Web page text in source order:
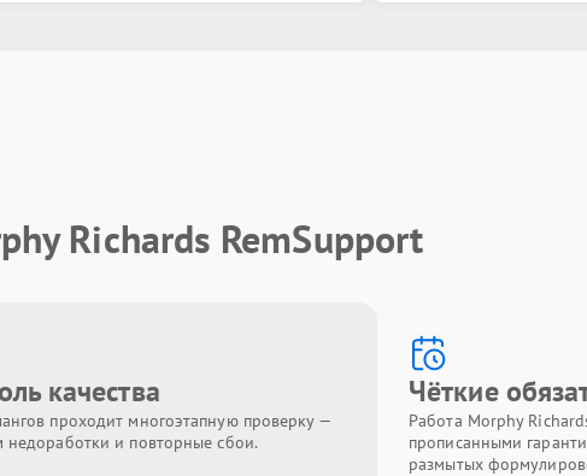
Richards RemSupport
качества
проходит многоэтапную проверку —
недоработки и повторные сбои.
Чёткие
Работа Morphy
прописанными
размытых